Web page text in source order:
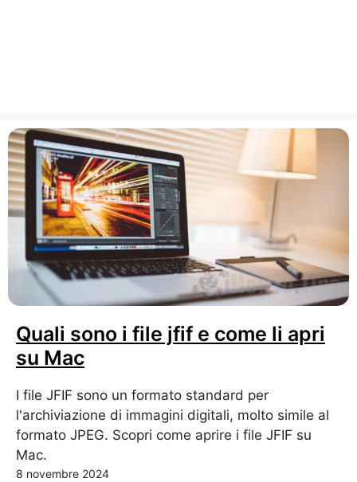
Quali sono i file jfif e come li apri
su Mac
I file JFIF sono un formato standard per
l'archiviazione di immagini digitali, molto simile al
formato JPEG. Scopri come aprire i file JFIF su
Mac.
8 novembre 2024